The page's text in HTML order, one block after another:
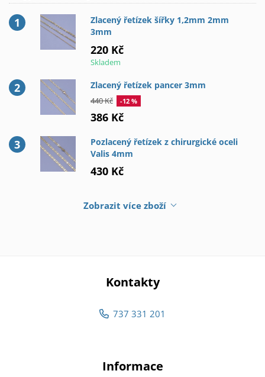
Zlacený řetízek šířky 1,2mm 2mm
3mm
220 Kč
Skladem
Zlacený řetízek pancer 3mm
440 Kč -12 %
386 Kč
Pozlacený řetízek z chirurgické oceli
Valis 4mm
430 Kč
Zobrazit více zboží
Kontakty
737 331 201
Informace